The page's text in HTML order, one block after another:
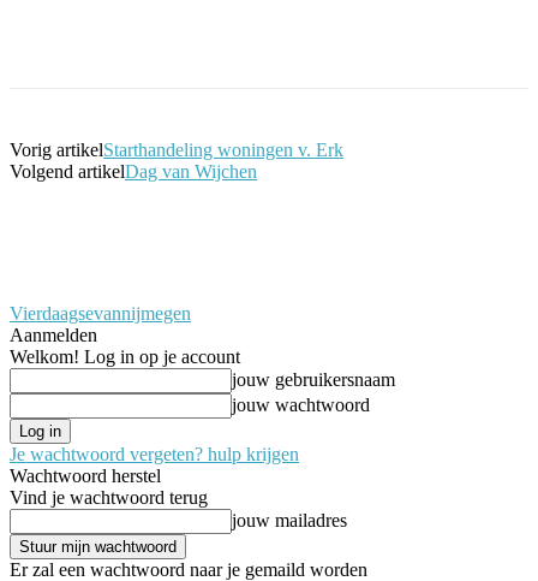
Vorig artikelStarthandeling woningen v. Erk
Volgend artikelDag van Wijchen
Vierdaagsevannijmegen
Aanmelden
Welkom! Log in op je account
jouw gebruikersnaam
jouw wachtwoord
Je wachtwoord vergeten? hulp krijgen
Wachtwoord herstel
Vind je wachtwoord terug
jouw mailadres
Er zal een wachtwoord naar je gemaild worden